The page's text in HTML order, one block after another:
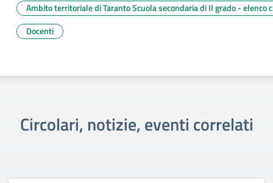
Ambito territoriale di Taranto Scuola secondaria di II grado -
Docenti
Circolari, notizie, eventi correlati